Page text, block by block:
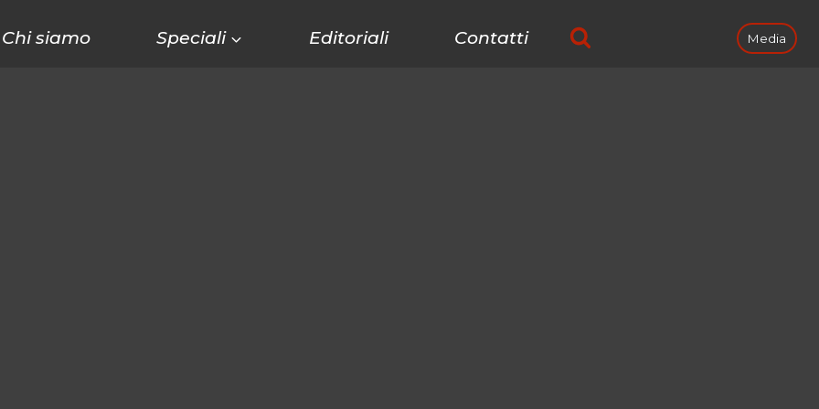
Chi siamo Speciali Editoriali Contatti Media